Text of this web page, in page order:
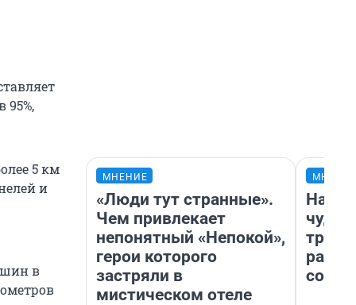
95%,
5 км
и
в
МНЕНИЕ
«Люди тут странные».
Чем привлекает
непонятный «Непокой»,
герои которого
застряли в
мистическом отеле